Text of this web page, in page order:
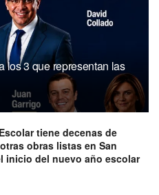
los 3 que representan las
tiene decenas de
obras listas en San
inicio del nuevo año escolar